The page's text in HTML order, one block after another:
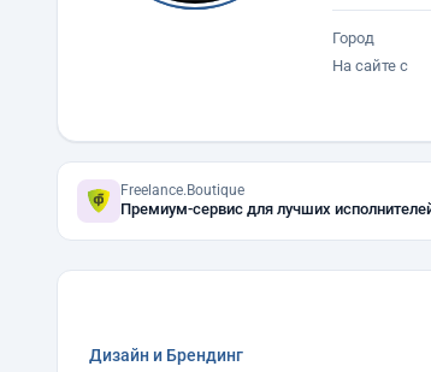
Город
На сайте с
Freelance.Boutique
Премиум-сервис для лучших
Дизайн и Брендинг